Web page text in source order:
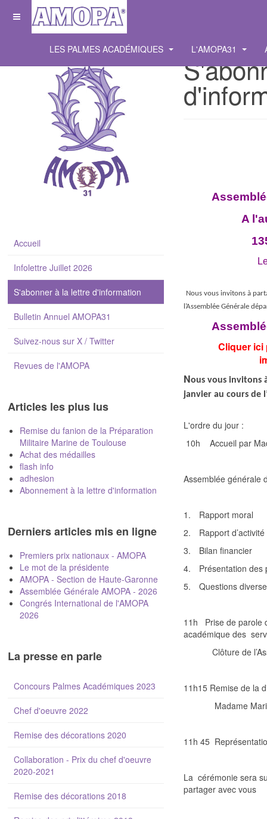
LES PALMES ACADÉMIQUES L'AMOPA31
A
Nous vous invitons à
l’Assemblée Générale
Cliquer ici
Nous vous invitons
janvier au cours de
L'ordre du jour :
10h
Accueil par
Assemblée générale
1.
Rapport moral
2.
Rapport d’activité
3.
Bilan financier
4.
Présentation des
5.
Questions
11h
Prise de parole
académique des
Clôture de
11h15 Remise de la
Madame
11h 45
La cérémonie sera
partager avec vous
Accueil
Infolettre Juillet 2026
S'abonner à la lettre d'information
Bulletin Annuel AMOPA31
Suivez-nous sur X / Twitter
Revues de l'AMOPA
Articles les plus lus
Remise du fanion de la Préparation
Militaire Marine de Toulouse
Achat des médailles
flash info
adhesion
Abonnement à la lettre d'information
Derniers articles mis en ligne
Premiers prix nationaux - AMOPA
Le mot de la présidente
AMOPA - Section de Haute-Garonne
Assemblée Générale AMOPA - 2026
Congrés International de l'AMOPA
2026
La presse en parle
Concours Palmes Académiques 2023
Chef d'oeuvre 2022
Remise des décorations 2020
Collaboration - Prix du chef d'oeuvre
2020-2021
Remise des décorations 2018